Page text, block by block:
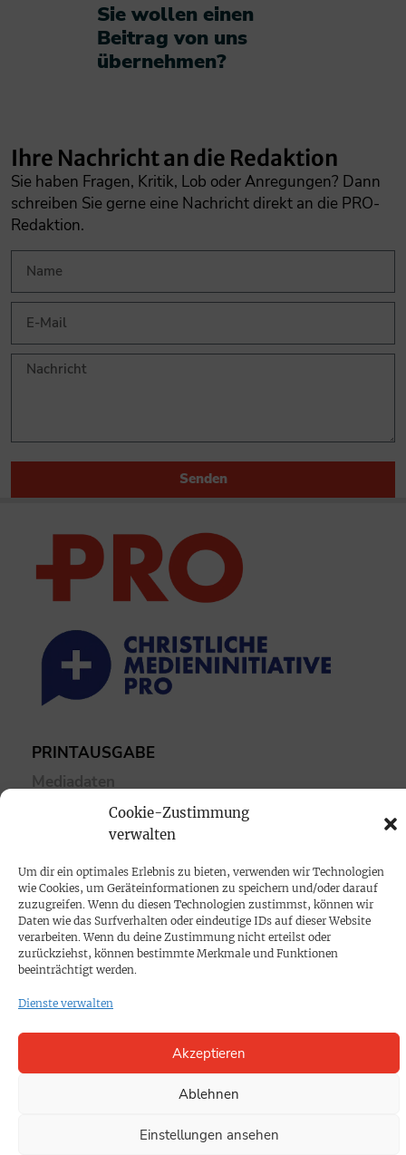
Cookie-Zustimmung
verwalten
Um dir ein optimales Erlebnis zu bieten, verwenden wir Technologien
wie Cookies, um Geräteinformationen zu speichern und/oder darauf
zuzugreifen. Wenn du diesen Technologien zustimmst, können wir
Daten wie das Surfverhalten oder eindeutige IDs auf dieser Website
verarbeiten. Wenn du deine Zustimmung nicht erteilst oder
zurückziehst, können bestimmte Merkmale und Funktionen
beeinträchtigt werden.
Dienste verwalten
Akzeptieren
Ablehnen
Einstellungen ansehen
Sie wollen einen
Beitrag von uns
übernehmen?​
Ihre Nachricht an die Redaktion
Sie haben Fragen, Kritik, Lob oder Anregungen? Dann
schreiben Sie gerne eine Nachricht direkt an die PRO-
Redaktion.
Senden
PRINTAUSGABE
Mediadaten
PROKOMPAKT
Impressum
SPENDEN
Datenschutz
KONTAKT